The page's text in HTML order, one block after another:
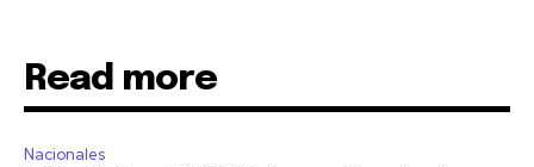
Read more
Nacionales